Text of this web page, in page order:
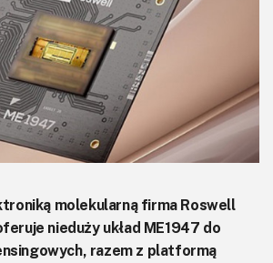
molekularną firma Roswell
nieduży układ ME1947 do
razem z platformą